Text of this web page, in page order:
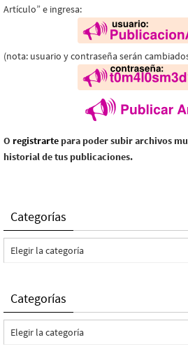
Artículo” e ingresa:
(nota: usuario y contraseña serán
O registrarte para poder subir archivos
historial de tus publicaciones.
Categorías
Categorías
Categorías
Categorías